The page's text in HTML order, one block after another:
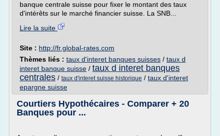
banque centrale suisse pour fixer le montant des taux
d'intérêts sur le marché financier suisse. La SNB...
Lire la suite
Site : http://fr.global-rates.com
Thèmes liés : taux d'interet banques suisses / taux d
interet banque suisse / taux d interet banques
centrales / taux d'interet suisse historique / taux d'interet
epargne suisse
Courtiers Hypothécaires - Comparer + 20
Banques pour ...